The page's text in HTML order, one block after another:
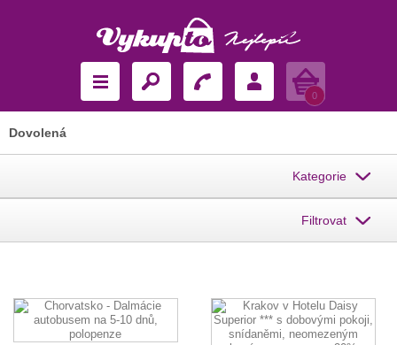
Košík
0
Dovolená
Kategorie
Filtrovat